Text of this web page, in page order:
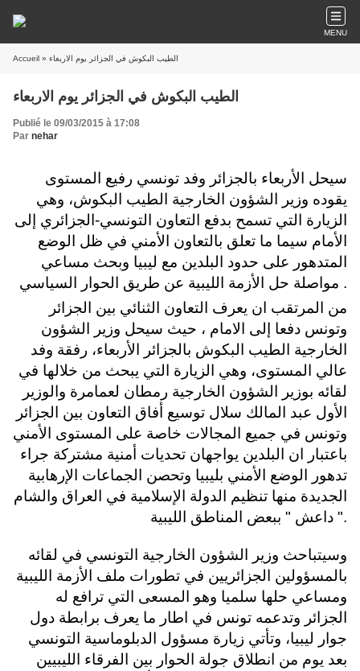
MENU
Accueil » الطيب البكوش في الجزائر يوم الاربعاء
الطيب البكوش في الجزائر يوم الاربعاء
Publié le 09/03/2015 à 17:08
Par nehar
سيحل الأربعاء بالجزائر وفد تونسي رفيع المستوى
يقوده وزير الشؤون الخارجية الطيب البكوش، وهي
الزيارة التي تسمح بدفع التعاون التونسي-الجزائري إلى
الأمام سيما ما تعلق بالتعاون الأمني في ظل الوضع
المتدهور على حدود البلدين مع ليبيا وبحث مساعي
مواصلة حل الأزمة الليبية عن طريق الحوار السياسي .
من المرتقب ان يعرف التعاون الثنائي بين الجزائر
وتونس دفعا إلى الامام ، حيث سيحل وزير الشؤون
الخارجية الطيب البكوش بالجزائر الأربعاء، رفقة وفد
عالي المستوى، وهي الزيارة التي يبحث من خلالها في
لقائه بوزير الشؤون الخارجية رمطان لعمامرة والوزير
الأول عبد المالك سلال توسيع أفاق التعاون بين الجزائر
وتونس في جميع المجالات خاصة على المستوى الأمني
باعتبار ان البلدين يواجهان تحديات أمنية مشتركة جراء
تدهور الوضع الأمني بليبيا وتحصن الجماعات الإرهابية
الجديدة منها تنظيم الدولة الإسلامية في العراق والشام
" داعش " ببعض المناطق الليبية.
وسيتباحث وزير الشؤون الخارجية التونسي في لقائه
بالمسؤولين الجزائريين في تطورات ملف الأزمة الليبية
ومساعي حلها سلميا وهو المسعى التي ترافع له
الجزائر وتدعمه تونس في اطار ما يعرف برابطة دول
جوار ليبيا، وتأتي زيارة مسؤول الدبلوماسية التونسي
بعد يوم من انطلاق جولة الحوار بين الفرقاء الليبيين